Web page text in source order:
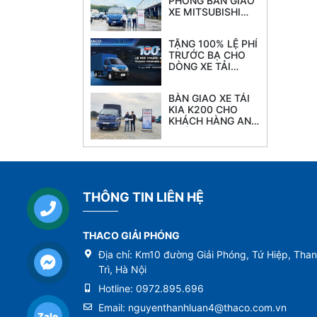
XE MITSUBISHI
thùng 6.2M
TẶNG 100% LỆ PHÍ
TRƯỚC BẠ CHO
DÒNG XE TẢI
BÀN GIAO XE TẢI
KIA K200 CHO
KHÁCH HÀNG ANH
THÔNG TIN LIÊN HỆ
THACO GIẢI PHÓNG
Địa chỉ: Km10 đường Giải Phóng, Tứ Hiệp,
Trì, Hà Nội
Hotline: 0972.895.696
Email: nguyenthanhluan4@thaco.com.vn